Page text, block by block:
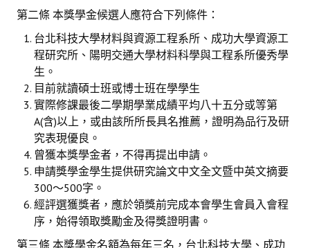
第二條 本獎學金候選人應符合下列條件：
台北科技大學材料與資源工程系所、成功大學資源工
程研究所、陽明交通大學材料科學與工程系所優秀學
生。
目前就讀碩士班或博士班在學學生
實際修課最後二學期學業成績平均八十五分或等第
A(含)以上，或由該所所長具名推薦，證明為品行及研
究表現優良。
曾獲本獎學金者，不得再提出申請。
申請獎學金學生提供研究論文中文全文暨中英文摘要
300～500字。
經評選獲獎者，應於領獎前完成本會學生會員入會程
序，始得領取獎勵金及得獎證明書。
第三條 本獎學金名額為每年三名，台北科技大學、成功